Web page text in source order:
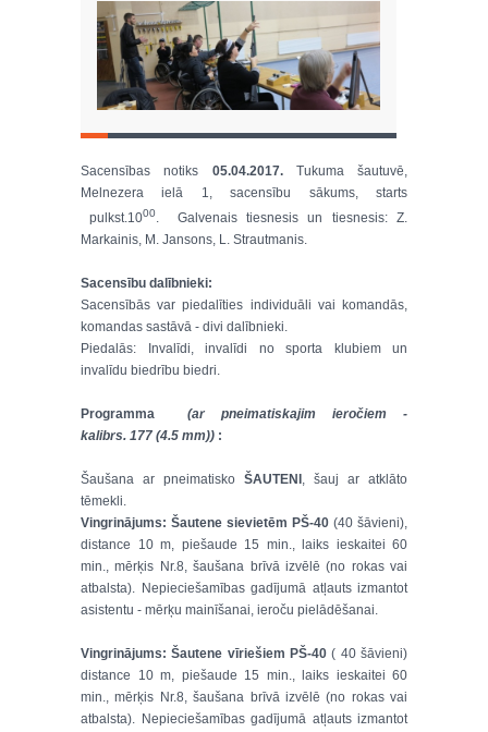
Sacensības notiks 05.04.2017. Tukuma šautuvē,
Melnezera ielā 1, sacensību sākums, starts
pulkst.1000. Galvenais tiesnesis un tiesnesis: Z.
Markainis, M. Jansons, L. Strautmanis.
Sacensību dalībnieki:
Sacensībās var piedalīties individuāli vai komandās,
komandas sastāvā - divi dalībnieki.
Piedalās: Invalīdi, invalīdi no sporta klubiem un
invalīdu biedrību biedri.
Programma (ar pneimatiskajim ieročiem -
kalibrs. 177 (4.5 mm)) :
Šaušana ar pneimatisko ŠAUTENI , šauj ar atklāto
tēmekli.
Vingrinājums: Šautene sievietēm PŠ-40 (40 šāvieni),
distance 10 m, piešaude 15 min., laiks ieskaitei 60
min., mērķis Nr.8, šaušana brīvā izvēlē (no rokas vai
atbalsta). Nepieciešamības gadījumā atļauts izmantot
asistentu - mērķu mainīšanai, ieroču pielādēšanai.
Vingrinājums: Šautene vīriešiem PŠ-40 ( 40 šāvieni)
distance 10 m, piešaude 15 min., laiks ieskaitei 60
min., mērķis Nr.8, šaušana brīvā izvēlē (no rokas vai
atbalsta). Nepieciešamības gadījumā atļauts izmantot